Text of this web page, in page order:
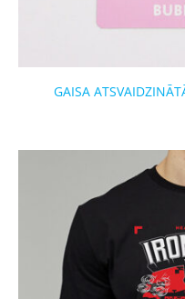
GAISA